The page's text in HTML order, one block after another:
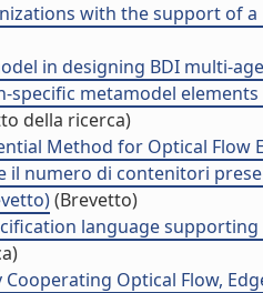
with the support of
in designing BDI multi-
specific metamodel
della ricerca)
Method for Optical Flow
il numero di contenitori
(Brevetto)
language
Optical Flow,